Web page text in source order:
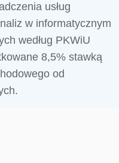
usług
w informatycznym
według PKWiU
8,5% stawką
od